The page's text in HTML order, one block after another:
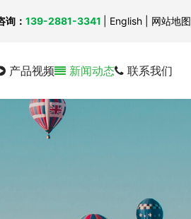
产品视频 新闻动态 联系我们
询： 139-2881-3341 English | 网站地图